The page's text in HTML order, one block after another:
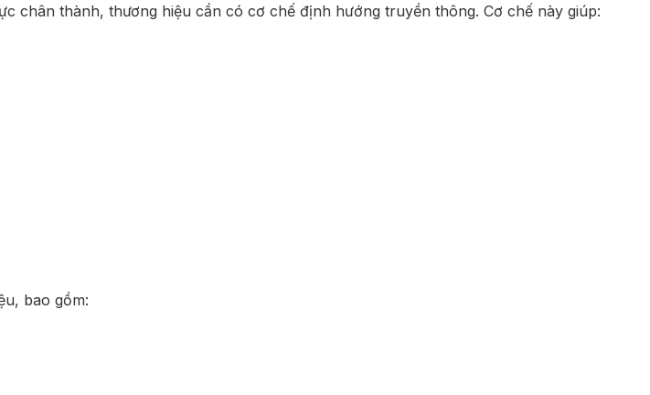
chân thành, thương hiệu cần có cơ chế định hướng truyền thông. Cơ chế này giúp:
bao gồm: